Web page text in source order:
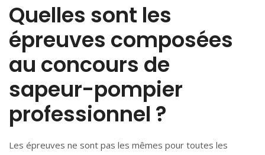
Quelles sont les
épreuves composées
au concours de
sapeur-pompier
professionnel ?
Les épreuves ne sont pas les mêmes pour toutes les